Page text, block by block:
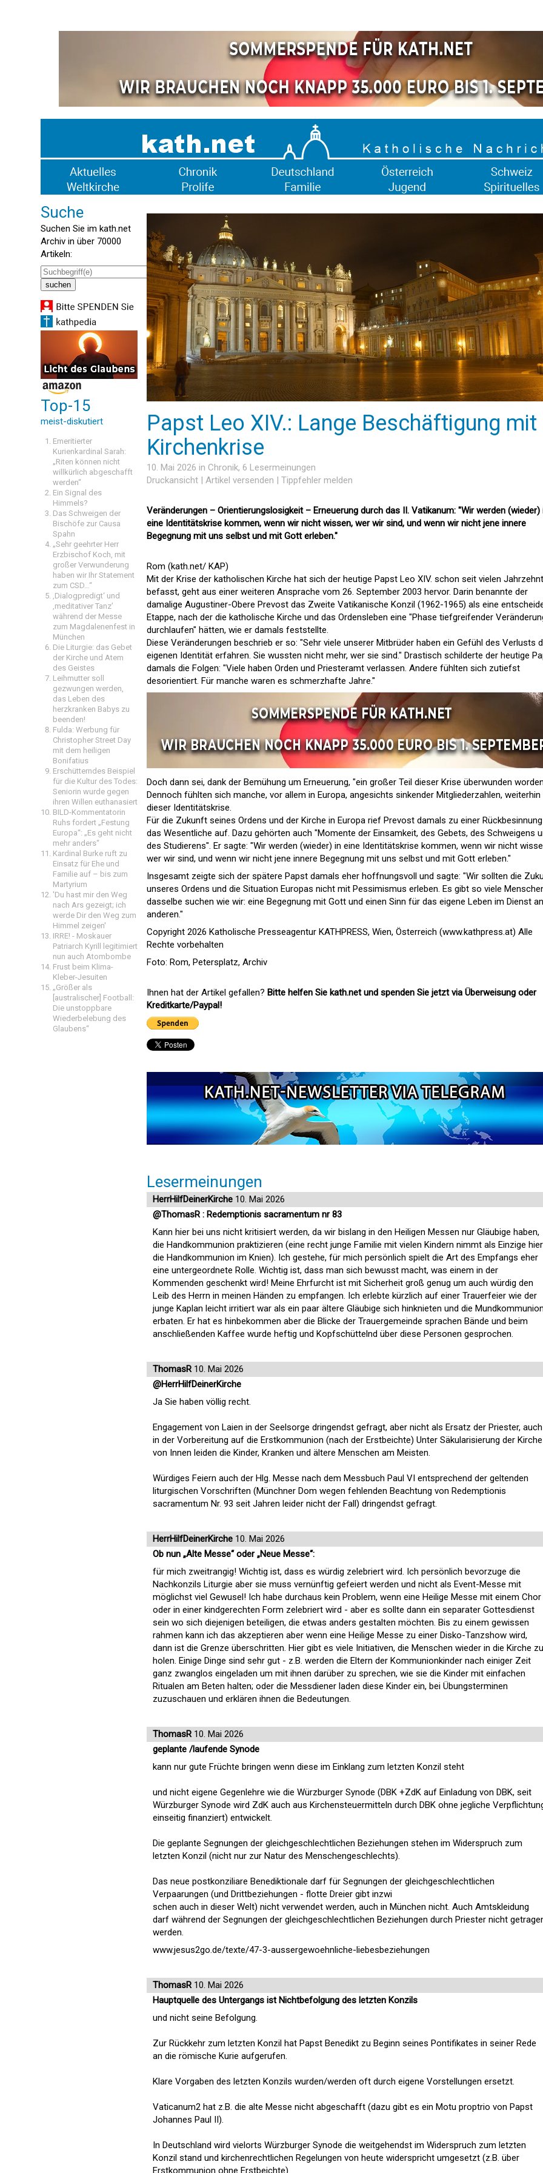
Suche
Suchen Sie im kath.net
Archiv in über 70000
Artikeln:
Top-15
meist-diskutiert
Emeritierter
Kurienkardinal Sarah:
„Riten können nicht
willkürlich abgeschafft
werden“
Ein Signal des
Himmels?
Das Schweigen der
Bischöfe zur Causa
Spahn
„Sehr geehrter Herr
Erzbischof Koch, mit
großer Verwunderung
haben wir Ihr Statement
zum CSD…“
‚Dialogpredigt‘ und
‚meditativer Tanz’
während der Messe
zum Magdalenenfest in
München
Die Liturgie: das Gebet
der Kirche und Atem
des Geistes
Leihmutter soll
gezwungen werden,
das Leben des
herzkranken Babys zu
beenden!
Fulda: Werbung für
Christopher Street Day
mit dem heiligen
Bonifatius
Erschütterndes Beispiel
für die Kultur des Todes:
Seniorin wurde gegen
ihren Willen euthanasiert
BILD-Kommentatorin
Ruhs fordert „Festung
Europa“: „Es geht nicht
mehr anders“
Kardinal Burke ruft zu
Einsatz für Ehe und
Familie auf – bis zum
Martyrium
'Du hast mir den Weg
nach Ars gezeigt; ich
werde Dir den Weg zum
Himmel zeigen'
IRRE! - Moskauer
Patriarch Kyrill legitimiert
nun auch Atombombe
Frust beim Klima-
Kleber-Jesuiten
„Größer als
[australischer] Football:
Die unstoppbare
Wiederbelebung des
Glaubens“
Papst Leo XIV.: Lange Beschäftigung mit
Kirchenkrise
10. Mai 2026 in Chronik, 6 Lesermeinungen
Druckansicht | Artikel versenden | Tippfehler melden
Veränderungen – Orientierungslosigkeit – Erneuerung durch das II. Vatikanum: "Wir werden (wieder)
eine Identitätskrise kommen, wenn wir nicht wissen, wer wir sind, und wenn wir nicht jene innere
Begegnung mit uns selbst und mit Gott erleben."
Rom (kath.net/ KAP)
Mit der Krise der katholischen Kirche hat sich der heutige Papst Leo XIV. schon seit vielen
befasst, geht aus einer weiteren Ansprache vom 26. September 2003 hervor. Darin benannte der
damalige Augustiner-Obere Prevost das Zweite Vatikanische Konzil (1962-1965) als eine
Etappe, nach der die katholische Kirche und das Ordensleben eine "Phase tiefgreifender
durchlaufen" hätten, wie er damals feststellte.
Diese Veränderungen beschrieb er so: "Sehr viele unserer Mitbrüder haben ein Gefühl des Verlusts
eigenen Identität erfahren. Sie wussten nicht mehr, wer sie sind." Drastisch schilderte der heutige
damals die Folgen: "Viele haben Orden und Priesteramt verlassen. Andere fühlten sich zutiefst
desorientiert. Für manche waren es schmerzhafte Jahre."
Doch dann sei, dank der Bemühung um Erneuerung, "ein großer Teil dieser Krise überwunden
Dennoch fühlten sich manche, vor allem in Europa, angesichts sinkender Mitgliederzahlen, weiterhin
dieser Identitätskrise.
Für die Zukunft seines Ordens und der Kirche in Europa rief Prevost damals zu einer
das Wesentliche auf. Dazu gehörten auch "Momente der Einsamkeit, des Gebets, des Schweigens
des Studierens". Er sagte: "Wir werden (wieder) in eine Identitätskrise kommen, wenn wir nicht
wer wir sind, und wenn wir nicht jene innere Begegnung mit uns selbst und mit Gott erleben."
Insgesamt zeigte sich der spätere Papst damals eher hoffnungsvoll und sagte: "Wir sollten die
unseres Ordens und die Situation Europas nicht mit Pessimismus erleben. Es gibt so viele
dasselbe suchen wie wir: eine Begegnung mit Gott und einen Sinn für das eigene Leben im Dienst
anderen."
Copyright 2026 Katholische Presseagentur KATHPRESS, Wien, Österreich (www.kathpress.at) Alle
Rechte vorbehalten
Foto: Rom, Petersplatz, Archiv
Ihnen hat der Artikel gefallen? Bitte helfen Sie kath.net und spenden Sie jetzt via Überweisung oder
Kreditkarte/Paypal!
Lesermeinungen
HerrHilfDeinerKirche 10. Mai 2026
@ThomasR : Redemptionis sacramentum nr 83
Kann hier bei uns nicht kritisiert werden, da wir bislang in den Heiligen Messen nur Gläubige haben,
die Handkommunion praktizieren (eine recht junge Familie mit vielen Kindern nimmt als Einzige hier
die Handkommunion im Knien). Ich gestehe, für mich persönlich spielt die Art des Empfangs eher
eine untergeordnete Rolle. Wichtig ist, dass man sich bewusst macht, was einem in der
Kommenden geschenkt wird! Meine Ehrfurcht ist mit Sicherheit groß genug um auch würdig den
Leib des Herrn in meinen Händen zu empfangen. Ich erlebte kürzlich auf einer Trauerfeier wie der
junge Kaplan leicht irritiert war als ein paar ältere Gläubige sich hinknieten und die
erbaten. Er hat es hinbekommen aber die Blicke der Trauergemeinde sprachen Bände und beim
anschließenden Kaffee wurde heftig und Kopfschüttelnd über diese Personen gesprochen.
ThomasR10. Mai 2026
@HerrHilfDeinerKirche
Ja Sie haben völlig recht.
Engagement von Laien in der Seelsorge dringendst gefragt, aber nicht als Ersatz der Priester, auch
in der Vorbereitung auf die Erstkommunion (nach der Erstbeichte) Unter Säkularisierung der Kirche
von Innen leiden die Kinder, Kranken und ältere Menschen am Meisten.
Würdiges Feiern auch der Hlg. Messe nach dem Messbuch Paul VI entsprechend der geltenden
liturgischen Vorschriften (Münchner Dom wegen fehlenden Beachtung von Redemptionis
sacramentum Nr. 93 seit Jahren leider nicht der Fall) dringendst gefragt.
HerrHilfDeinerKirche 10. Mai 2026
Ob nun „Alte Messe“ oder „Neue Messe“:
für mich zweitrangig! Wichtig ist, dass es würdig zelebriert wird. Ich persönlich bevorzuge die
Nachkonzils Liturgie aber sie muss vernünftig gefeiert werden und nicht als Event-Messe mit
möglichst viel Gewusel! Ich habe durchaus kein Problem, wenn eine Heilige Messe mit einem Chor
oder in einer kindgerechten Form zelebriert wird - aber es sollte dann ein separater Gottesdienst
sein wo sich diejenigen beteiligen, die etwas anders gestalten möchten. Bis zu einem gewissen
rahmen kann ich das akzeptieren aber wenn eine Heilige Messe zu einer Disko-Tanzshow wird,
dann ist die Grenze überschritten. Hier gibt es viele Initiativen, die Menschen wieder in die Kirche zu
holen. Einige Dinge sind sehr gut - z.B. werden die Eltern der Kommunionkinder nach einiger Zeit
ganz zwanglos eingeladen um mit ihnen darüber zu sprechen, wie sie die Kinder mit einfachen
Ritualen am Beten halten; oder die Messdiener laden diese Kinder ein, bei Übungsterminen
zuzuschauen und erklären ihnen die Bedeutungen.
ThomasR10. Mai 2026
geplante /laufende Synode
kann nur gute Früchte bringen wenn diese im Einklang zum letzten Konzil steht
und nicht eigene Gegenlehre wie die Würzburger Synode (DBK +ZdK auf Einladung von DBK, seit
Würzburger Synode wird ZdK auch aus Kirchensteuermitteln durch DBK ohne jegliche
einseitig finanziert) entwickelt.
Die geplante Segnungen der gleichgeschlechtlichen Beziehungen stehen im Widerspruch zum
letzten Konzil (nicht nur zur Natur des Menschengeschlechts).
Das neue postkonziliare Benediktionale darf für Segnungen der gleichgeschlechtlichen
Verpaarungen (und Drittbeziehungen - flotte Dreier gibt inzwi
schen auch in dieser Welt) nicht verwendet werden, auch in München nicht. Auch Amtskleidung
darf während der Segnungen der gleichgeschlechtlichen Beziehungen durch Priester nicht
werden.
www.jesus2go.de/texte/47-3-aussergewoehnliche-liebesbeziehungen
ThomasR10. Mai 2026
Hauptquelle des Untergangs ist Nichtbefolgung des letzten Konzils
und nicht seine Befolgung.
Zur Rückkehr zum letzten Konzil hat Papst Benedikt zu Beginn seines Pontifikates in seiner Rede
an die römische Kurie aufgerufen.
Klare Vorgaben des letzten Konzils wurden/werden oft durch eigene Vorstellungen ersetzt.
Vaticanum2 hat z.B. die alte Messe nicht abgeschafft (dazu gibt es ein Motu proptrio von Papst
Johannes Paul II).
In Deutschland wird vielorts Würzburger Synode die weitgehendst im Widerspruch zum letzten
Konzil stand und kirchenrechtlichen Regelungen von heute widerspricht umgesetzt (z.B. über
Erstkommunion ohne Erstbeichte).